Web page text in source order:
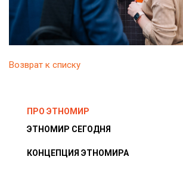
Возврат к списку
ПРО ЭТНОМИР
ЭТНОМИР СЕГОДНЯ
КОНЦЕПЦИЯ ЭТНОМИРА